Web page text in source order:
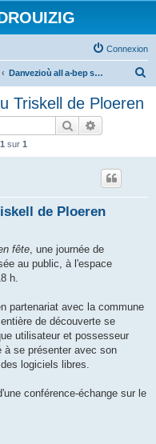
Connexion
Danvezioù all a-bep seurt
Triskell de Ploeren
Rechercher
1 sur 1
de Ploeren
fête, une journée de
au public, à l'espace
h.
partenariat avec la commune
de découverte se
utilisateur et possesseur
à se présenter avec son
logiciels libres.
conférence-échange sur le